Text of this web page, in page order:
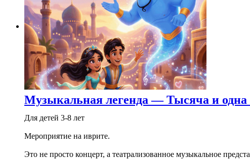
Музыкальная легенда — Тысяча и одна
Для детей 3-8 лет
Мероприятие на иврите.
Это не просто концерт, а театрализованное музыкальное